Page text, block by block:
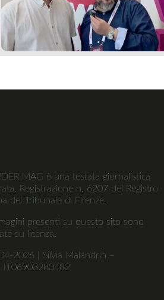
MAG è una testata giornalistica
Registrazione n. 6207 del Registro
del Tribunale di Firenze.
presenti su questo sito sono
su licenza.
2026 | Silvia Malandrin –
IT06903280482